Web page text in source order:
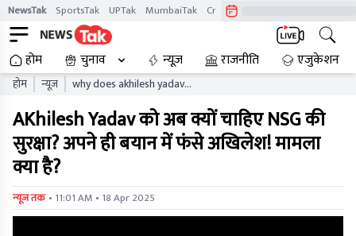
NewsTak SportsTak UPTak MumbaiTak CrimeTak
होम चुनाव न्यूज़ राजनीति एजुकेशन
होम न्यूज़
why does akhilesh yadav
akhilesh trapped in his own
statement what is the
matter
AKhilesh Yadav को अब क्यों चाहिए NSG की
सुरक्षा? अपने ही बयान में फंसे अखिलेश! मामला
क्या है?
न्यूज तक • 11:01 AM • 18 Apr 2025